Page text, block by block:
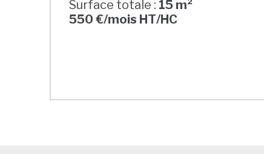
Surface totale : 15 m²
550 €/mois HT/HC